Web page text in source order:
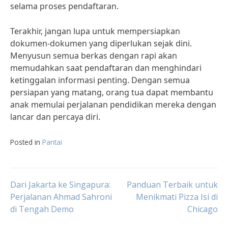
selama proses pendaftaran.
Terakhir, jangan lupa untuk mempersiapkan
dokumen-dokumen yang diperlukan sejak dini.
Menyusun semua berkas dengan rapi akan
memudahkan saat pendaftaran dan menghindari
ketinggalan informasi penting. Dengan semua
persiapan yang matang, orang tua dapat membantu
anak memulai perjalanan pendidikan mereka dengan
lancar dan percaya diri.
Posted in Pantai
Post
navigation
Dari Jakarta ke Singapura:
Perjalanan Ahmad Sahroni
di Tengah Demo
Panduan Terbaik untuk
Menikmati Pizza Isi di
Chicago